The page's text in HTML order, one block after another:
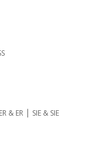
ER & ER ⎪ SIE & SIE